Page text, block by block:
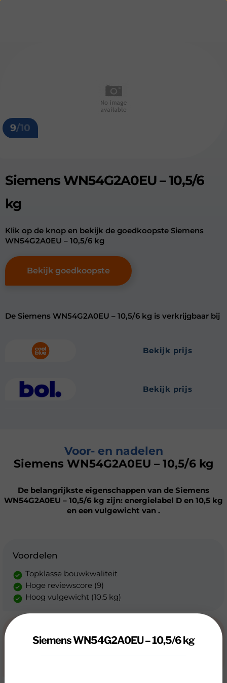
9/10
Siemens WN54G2A0EU – 10,5/6
kg
Klik op de knop en bekijk de goedkoopste Siemens
WN54G2A0EU – 10,5/6 kg
Bekijk goedkoopste
De Siemens WN54G2A0EU – 10,5/6 kg is verkrijgbaar bij
bekijk prijs
bekijk prijs
Voor- en nadelen
Siemens WN54G2A0EU – 10,5/6 kg
De belangrijkste eigenschappen van de Siemens
WN54G2A0EU – 10,5/6 kg zijn: energielabel D en 10,5 kg
en een vulgewicht van .
Voordelen
Topklasse bouwkwaliteit
Hoge reviewscore (9)
Hoog vulgewicht (10.5 kg)
Siemens WN54G2A0EU – 10,5/6 kg